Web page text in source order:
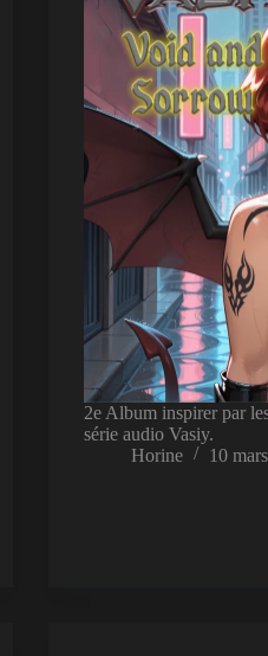
2e Album inspirer par
série audio Vasiy.
Horine
10